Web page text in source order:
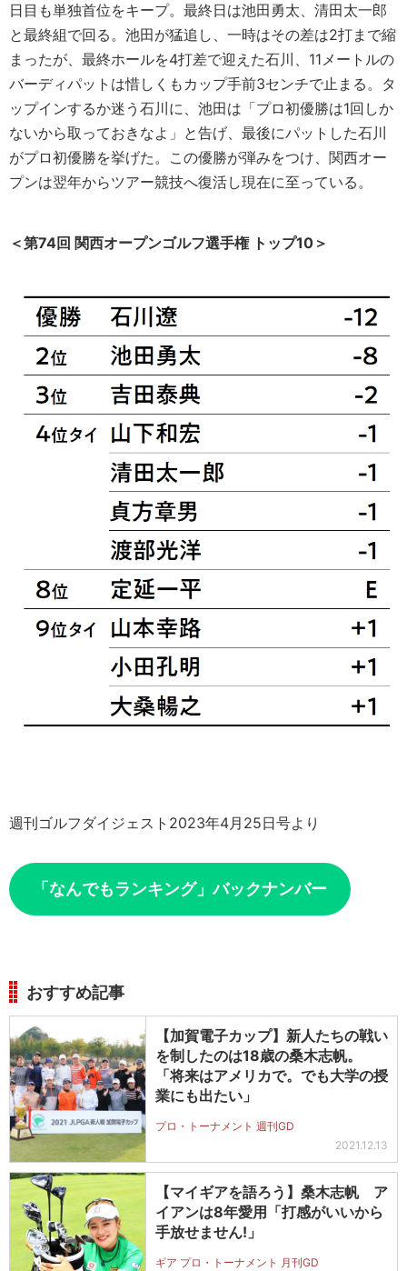
日目も単独首位をキープ。最終日は池田勇太、清田太一郎
と最終組で回る。池田が猛追し、一時はその差は2打まで縮
まったが、最終ホールを4打差で迎えた石川、11メートルの
バーディパットは惜しくもカップ手前3センチで止まる。タ
ップインするか迷う石川に、池田は「プロ初優勝は1回しか
ないから取っておきなよ」と告げ、最後にパットした石川
がプロ初優勝を挙げた。この優勝が弾みをつけ、関西オー
プンは翌年からツアー競技へ復活し現在に至っている。
＜第74回 関西オープンゴルフ選手権 トップ10＞
週刊ゴルフダイジェスト2023年4月25日号より
「なんでもランキング」バックナンバー
おすすめ記事
【加賀電子カップ】新人たちの戦い
を制したのは18歳の桑木志帆。
「将来はアメリカで。でも大学の授
業にも出たい」
プロ・トーナメント 週刊GD
2021.12.13
【マイギアを語ろう】桑木志帆 ア
イアンは8年愛用「打感がいいから
手放せません!」
ギア プロ・トーナメント 月刊GD